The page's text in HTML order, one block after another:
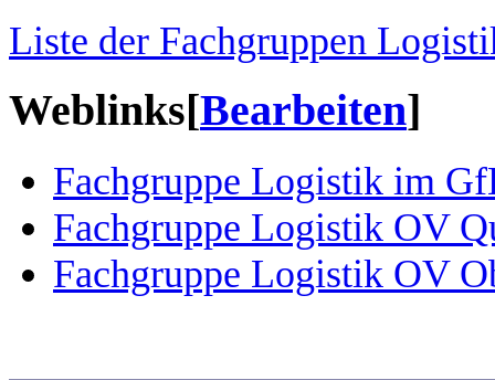
Liste der Fachgruppen
Weblinks [Bearbeiten]
Fachgruppe Logistik im
Fachgruppe Logistik OV
Fachgruppe Logistik OV